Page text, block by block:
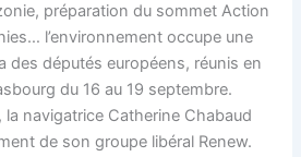
préparation du sommet Action
l’environnement occupe une
des députés européens, réunis en
du 16 au 19 septembre.
la navigatrice Catherine Chabaud
de son groupe libéral Renew.